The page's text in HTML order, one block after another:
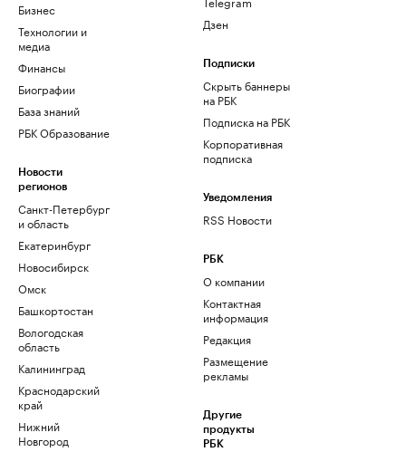
Бизнес
Технологии и
медиа
Финансы
Биографии
База знаний
РБК Образование
Новости
регионов
Санкт-Петербург
и область
Екатеринбург
Новосибирск
Омск
Башкортостан
Вологодская
область
Калининград
Краснодарский
край
Нижний
Новгород
Дзен
Подписки
Скрыть баннеры
на РБК
Подписка на РБК
Корпоративная
подписка
Уведомления
RSS Новости
РБК
О компании
Контактная
информация
Редакция
Размещение
рекламы
Другие
продукты
РБК